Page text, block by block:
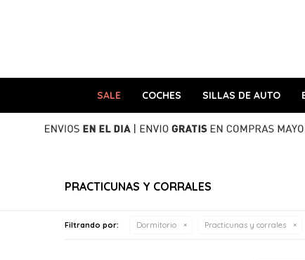
SALE COCHES SILLAS DE AUTO
PRACTICUNAS Y CORRALES
Filtrando por: Dormitorio Practicunas y corrales